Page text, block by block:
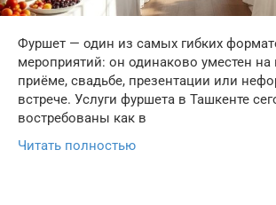
Фуршет — один из самых гибких
мероприятий: он одинаково уместен
приёме, свадьбе, презентации или
встрече. Услуги фуршета в Ташкенте
востребованы как в
Читать полностью